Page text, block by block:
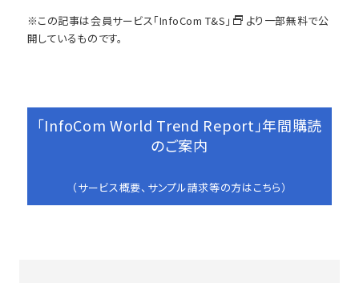
※この記事は会員サービス「InfoCom T&S」
より一部無料で公
開しているものです。
「InfoCom World Trend Report」年間購読
のご案内
（サービス概要、サンプル請求等の方はこちら）